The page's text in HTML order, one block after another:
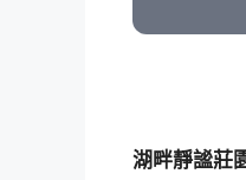
湖畔靜謐莊